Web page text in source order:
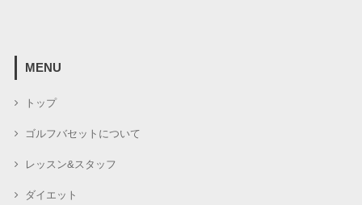
MENU
トップ
ゴルフバセットについて
レッスン&スタッフ
ダイエット